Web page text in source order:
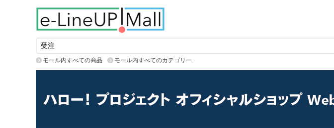
モール内すべての商品 モール内すべてのカテゴリー